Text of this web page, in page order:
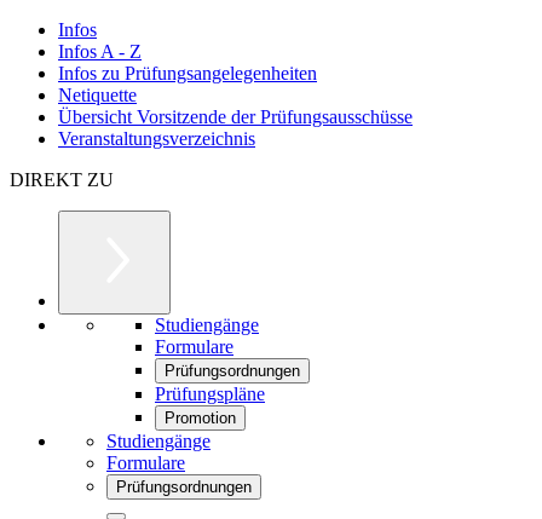
Infos
Infos A - Z
Infos zu Prüfungsangelegenheiten
Netiquette
Übersicht Vorsitzende der Prüfungsausschüsse
Veranstaltungsverzeichnis
DIREKT ZU
Studiengänge
Formulare
Prüfungsordnungen
Prüfungspläne
Promotion
Studiengänge
Formulare
Prüfungsordnungen